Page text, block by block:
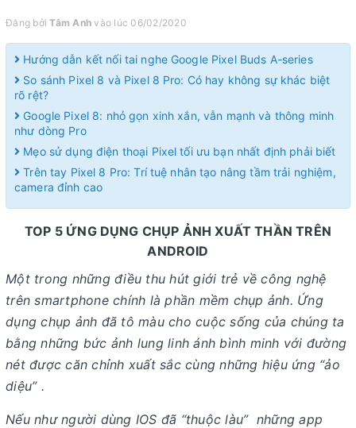
Đăng bởiTâm Anh vào lúc 06/02/2020
Hướng dẫn kết nối tai nghe Google Pixel Buds A-series
So sánh Pixel 8 và Pixel 8 Pro: Có hay không sự khác biệt
rõ rệt?
Google Pixel 8: nhỏ gọn xinh xắn, vẫn mạnh và thông minh
như dòng Pro
Mẹo sử dụng điện thoại Pixel tối ưu bạn nhất định phải biết
Trên tay Pixel 8 Pro: Trí tuệ nhân tạo nâng tầm trải nghiệm,
camera đỉnh cao
TOP 5 ỨNG DỤNG CHỤP ẢNH XUẤT THẦN TRÊN
ANDROID
Một trong những điều thu hút giới trẻ về công nghệ
trên smartphone chính là phần mềm chụp ảnh. Ứng
dụng chụp ảnh đã tô màu cho cuộc sống của chúng ta
bằng những bức ảnh lung linh ánh bình minh với đường
nét được căn chỉnh xuất sắc cùng những hiệu ứng “ảo
diệu” .
Nếu như người dùng IOS đã “thuộc làu” những app